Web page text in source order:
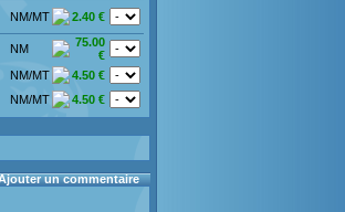
NM/MT 2.40 €
NM
75.00
€
NM/MT
4.50 €
NM/MT 4.50 €
un commentaire